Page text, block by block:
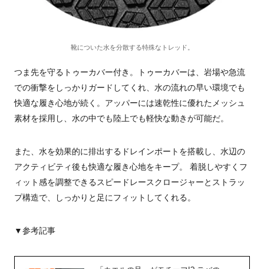
靴についた水を分散する特殊なトレッド。
つま先を守るトゥーカバー付き。トゥーカバーは、岩場や急流
での衝撃をしっかりガードしてくれ、水の流れの早い環境でも
快適な履き心地が続く。アッパーには速乾性に優れたメッシュ
素材を採用し、水の中でも陸上でも軽快な動きが可能だ。
また、水を効果的に排出するドレインポートを搭載し、水辺の
アクティビティ後も快適な履き心地をキープ。 着脱しやすくフ
ィット感を調整できるスピードレースクロージャーとストラッ
プ構造で、しっかりと足にフィットしてくれる。
▼参考記事